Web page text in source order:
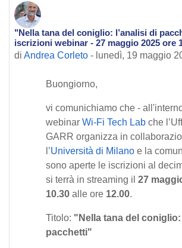
"Nella tana del coniglio: l’analisi di
iscrizioni webinar - 27 maggio 2025 ore
di Andrea Corleto - lunedì, 19 maggio
Numero di risposte: 0
Buongiorno,
vi comunichiamo che -
webinar Wi-Fi Tech Lab che
GARR organizza in
l’Università di Milano e la
sono aperte le iscrizioni al
si terrà in streaming il 27
10.30 alle ore 12.00.
Titolo: "Nella tana del coniglio:
pacchetti"